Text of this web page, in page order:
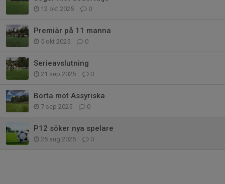
12 okt 2025 0
Premiär på 11 manna
5 okt 2025 0
Serieavslutning
21 sep 2025 0
Borta mot Assyriska
7 sep 2025 0
P12 söker nya spelare
25 aug 2025 0